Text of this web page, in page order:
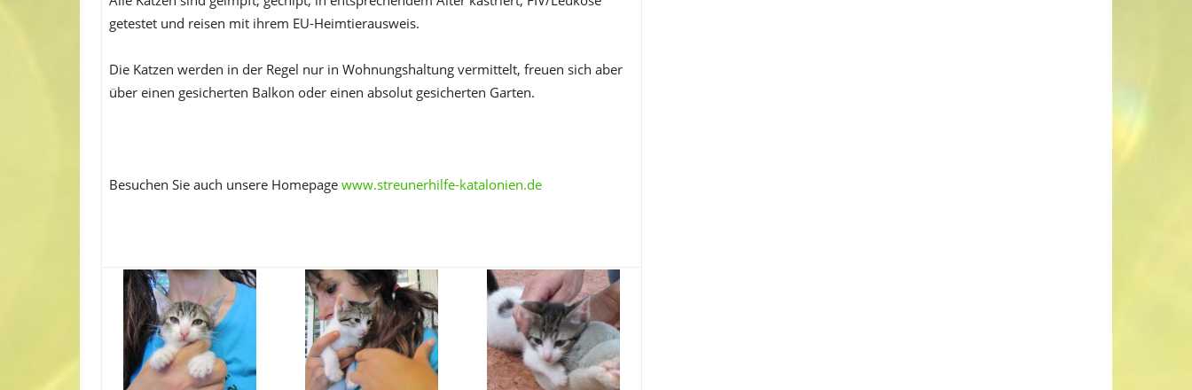
getestet und reisen mit ihrem EU-Heimtierausweis.
Die Katzen werden in der Regel nur in Wohnungshaltung vermittelt, freuen sich aber
über einen gesicherten Balkon oder einen absolut gesicherten Garten.
Besuchen Sie auch unsere Homepage www.streunerhilfe-katalonien.de